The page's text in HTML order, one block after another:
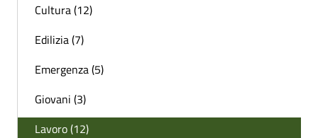
Cultura (12)
Edilizia (7)
Emergenza (5)
Giovani (3)
Lavoro (12)